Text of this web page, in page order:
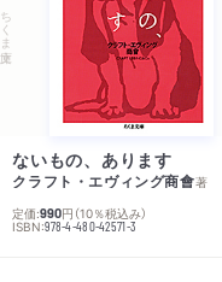
ちくま文庫
ないもの、あります
クラフト・エヴィング商會著
定価:990円 （10％税込み）
ISBN:978-4-480-42571-3